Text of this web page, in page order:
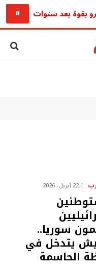
بقوة بعد سنوات ⏸
22 أبريل، 2026
سوريا..
يتدخل في
الحاسمة